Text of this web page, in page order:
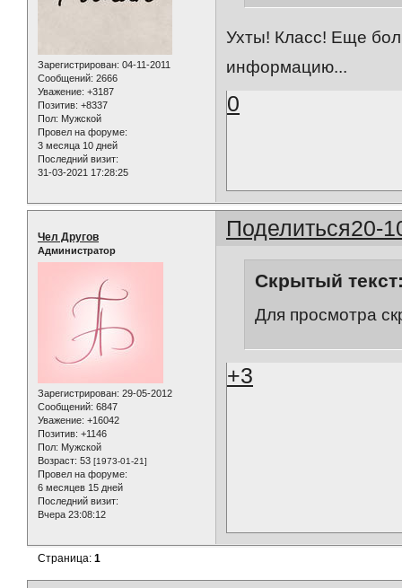
Зарегистрирован: 04-11-2011
Сообщений: 2666
Уважение: +3187
Позитив: +8337
Пол: Мужской
Провел на форуме:
3 месяца 10 дней
Последний визит:
31-03-2021 17:28:25
Ухты! Класс! Еще
информацию...
0
Поделиться20-
Чел Другов
Администратор
Зарегистрирован: 29-05-2012
Сообщений: 6847
Уважение: +16042
Позитив: +1146
Пол: Мужской
Возраст: 53 [1973-01-21]
Провел на форуме:
6 месяцев 15 дней
Последний визит:
Вчера 23:08:12
Скрытый
Для просмотра
+3
Страница:1